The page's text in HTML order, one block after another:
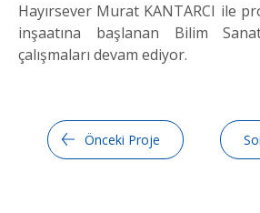
Hayırsever Murat KANTARCI ile
inşaatına başlanan Bilim
çalışmaları devam ediyor.
Önceki Proje